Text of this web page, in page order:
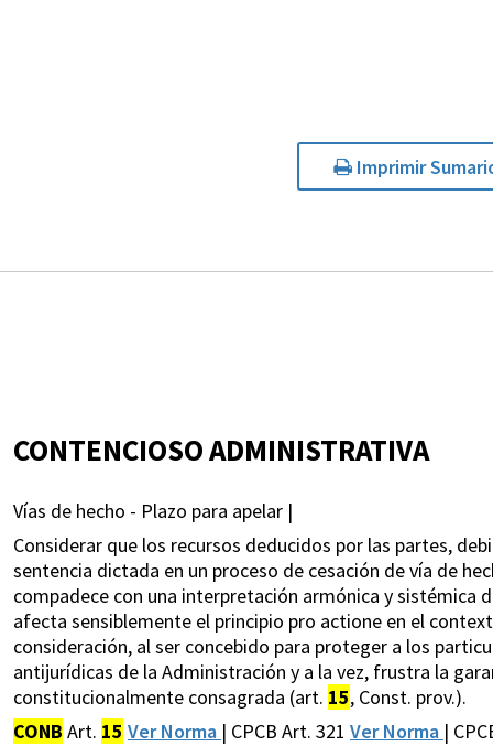
Imprimir
CONTENCIOSO ADMINISTRATIVA
Vías de hecho - Plazo para apelar |
Considerar que los recursos deducidos por las partes,
sentencia dictada en un proceso de cesación de vía de
compadece con una interpretación armónica y sistémica
afecta sensiblemente el principio pro actione en el
consideración, al ser concebido para proteger a los
antijurídicas de la Administración y a la vez, frustra la
constitucionalmente consagrada (art. 15, Const. prov.).
CONB Art. 15 Ver Norma | CPCB Art. 321 Ver Norma |